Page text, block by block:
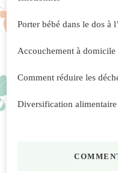
Porter bébé dans le dos à
Accouchement à
Comment réduire les
Diversification